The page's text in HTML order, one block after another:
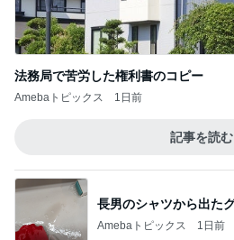
法務局で苦労した権利書のコピー
Amebaトピックス 1日前
記事を読む
長男のシャツから出た
Amebaトピックス 1日前